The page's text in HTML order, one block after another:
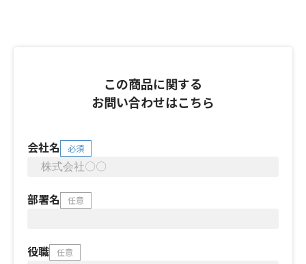
この商品に関する
お問い合わせはこちら
会社名 必須
部署名 任意
役職 任意